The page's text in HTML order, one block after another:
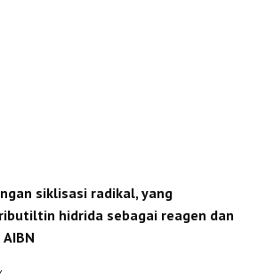
siklisasi radikal, yang
hidrida sebagai reagen dan